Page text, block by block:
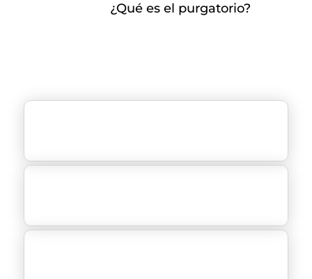
¿Qué es el purgatorio?